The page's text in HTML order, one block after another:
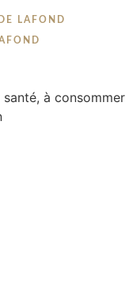
LAFOND
santé, à consommer